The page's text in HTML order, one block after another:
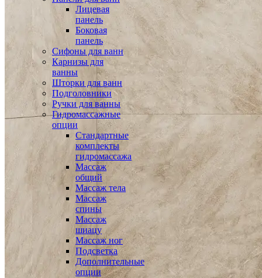
Лицевая
панель
Боковая
панель
Сифоны для ванн
Карнизы для
ванны
Шторки для ванн
Подголовники
Ручки для ванны
Гидромассажные
опции
Стандартные
комплекты
гидромассажа
Массаж
общий
Массаж тела
Массаж
спины
Массаж
шиацу
Массаж ног
Подсветка
Дополнительные
опции